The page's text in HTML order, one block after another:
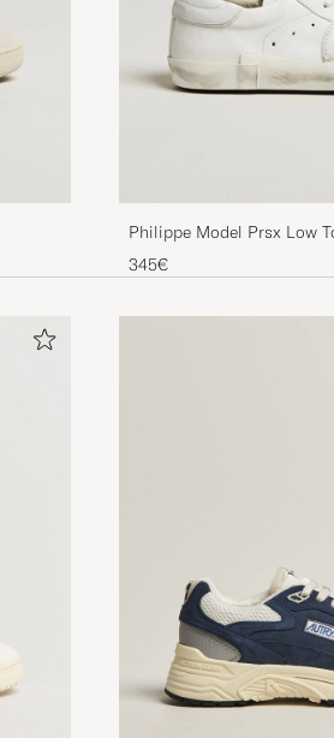
Philippe Model Prsx Low
White
345€